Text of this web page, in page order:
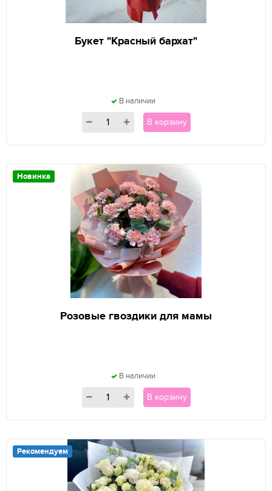
Букет "Красный бархат"
В наличии
В корзину
Новинка
Розовые гвоздики для мамы
В наличии
В корзину
Рекомендуем